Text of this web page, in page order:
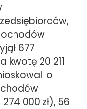
677
kwotę 20 211
o
000 zł), 56